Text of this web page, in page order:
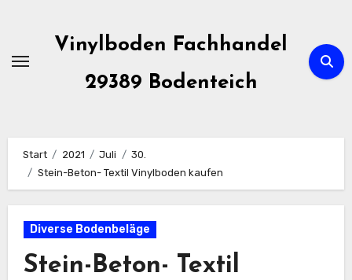
springen
Vinylboden Fachhandel
29389 Bodenteich
Start 2021 Juli
30.
Stein-Beton- Textil Vinylboden kaufen
Diverse Bodenbeläge
Stein-Beton- Textil